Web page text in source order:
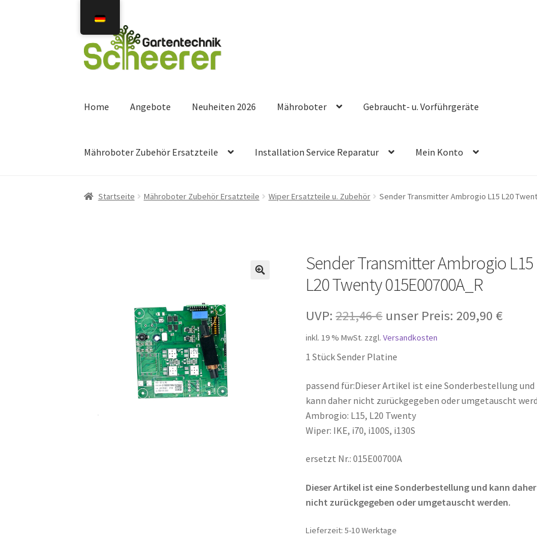
Navigation
springen
Inhalt
springen
Home Angebote Neuheiten 2026 Mähroboter Gebraucht- u. Vorführgeräte
Mähroboter Zubehör Ersatzteile Installation Service Reparatur Mein Konto
Startseite Mähroboter Zubehör Ersatzteile Wiper Ersatzteile u. Zubehör Sender Transmitter Ambrogio L15 L20
Sender Transmitter Ambrogio L15
L20 Twenty 015E00700A_R
UVP: 221,46€ Ursprünglicher
Preis
war:
221,46 €
unser Preis: 209,90 €
inkl. 19 % MwSt. zzgl.Versandkosten
1 Stück Sender Platine
passend für:Dieser Artikel ist eine Sonderbestellung und
kann daher nicht zurückgegeben oder umgetauscht
Ambrogio: L15, L20 Twenty
Wiper: IKE, i70, i100S, i130S
ersetzt Nr.: 015E00700A
Dieser Artikel ist eine Sonderbestellung und kann daher
nicht zurückgegeben oder umgetauscht werden.
Lieferzeit:5-10 Werktage